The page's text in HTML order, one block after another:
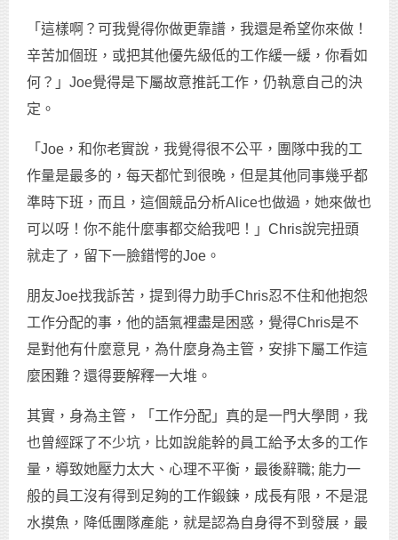
「這樣啊？可我覺得你做更靠譜，我還是希望你來做！
辛苦加個班，或把其他優先級低的工作緩一緩，你看如
何？」Joe覺得是下屬故意推託工作，仍執意自己的決
定。
「Joe，和你老實說，我覺得很不公平，團隊中我的工
作量是最多的，每天都忙到很晚，但是其他同事幾乎都
準時下班，而且，這個競品分析Alice也做過，她來做也
可以呀！你不能什麼事都交給我吧！」Chris說完扭頭
就走了，留下一臉錯愕的Joe。
朋友Joe找我訴苦，提到得力助手Chris忍不住和他抱怨
工作分配的事，他的語氣裡盡是困惑，覺得Chris是不
是對他有什麼意見，為什麼身為主管，安排下屬工作這
麼困難？還得要解釋一大堆。
其實，身為主管，「工作分配」真的是一門大學問，我
也曾經踩了不少坑，比如說能幹的員工給予太多的工作
量，導致她壓力太大、心理不平衡，最後辭職; 能力一
般的員工沒有得到足夠的工作鍛鍊，成長有限，不是混
水摸魚，降低團隊產能，就是認為自身得不到發展，最